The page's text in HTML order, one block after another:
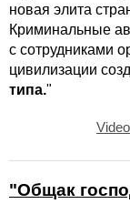
новая элита
Криминальные
с сотрудниками
цивилизации
типа."
Video
"Общак